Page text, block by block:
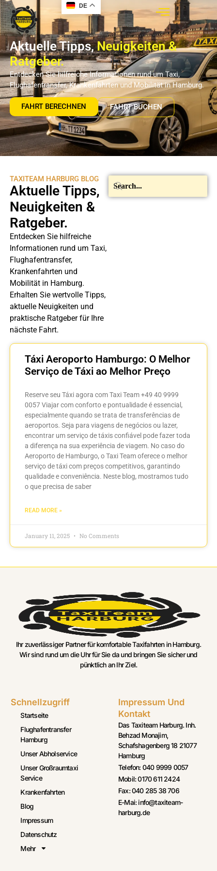
DE
Aktuelle Tipps,Neuigkeiten &
Ratgeber.
Entdecken Sie hilfreiche Informationen rund um Taxi,
Flughafentransfer, Krankenfahrten und Mobilität in Hamburg.
FAHRT BERECHNEN FAHRT BUCHEN
TAXITEAM HARBURG BLOG
Aktuelle Tipps,
Neuigkeiten &
Ratgeber.
Entdecken Sie hilfreiche
Informationen rund um Taxi,
Flughafentransfer,
Krankenfahrten und
Mobilität in Hamburg.
Erhalten Sie wertvolle Tipps,
aktuelle Neuigkeiten und
praktische Ratgeber für Ihre
nächste Fahrt.
Táxi Aeroporto Hamburgo: O Melhor
Serviço de Táxi ao Melhor Preço
Reserve seu Táxi agora com Taxi Team +49 40 9999
0057 Viajar com conforto e pontualidade é essencial,
especialmente quando se trata de transferências de
aeroportos. Seja para viagens de negócios ou lazer,
encontrar um serviço de táxis confiável pode fazer toda
a diferença na sua experiência de viagem. No caso do
Aeroporto de Hamburgo, o Taxi Team oferece o melhor
serviço de táxi com preços competitivos, garantindo
qualidade e conveniência. Neste blog, mostramos tudo
o que precisa de saber
READ MORE »
January 11, 2025 No Comments
Ihr zuverlässiger Partner für komfortable Taxifahrten in Hamburg.
Wir sind rund um die Uhr für Sie da und bringen Sie sicher und
pünktlich an Ihr Ziel.
Schnellzugriff
Startseite
Flughafentransfer
Hamburg
Unser Abholservice
Unser Großraumtaxi
Service
Krankenfahrten
Blog
Impressum
Datenschutz
Mehr
Impressum Und
Kontakt
Das Taxiteam Harburg. Inh.
Behzad Monajim,
Schafshagenberg 18 21077
Hamburg
Telefon: 040 9999 0057
Mobil: 0170 611 2424
Fax: 040 285 38 706
E-Mai: info@taxiteam-
harburg.de